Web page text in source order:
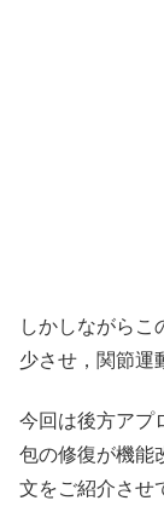
しかしながらこ
少させ，関節運
今回は後方アプ
包の修復が機能
文をご紹介させ